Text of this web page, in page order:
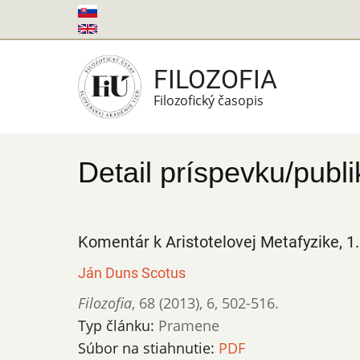
na
FILOZOFIA
Filozofický časopis
Detail príspevku/
Komentár k Aristotelovej Metafyzike, 1.
Ján Duns Scotus
Filozofia, 68 (2013), 6, 502-516.
Typ článku: Pramene
Súbor na stiahnutie: PDF